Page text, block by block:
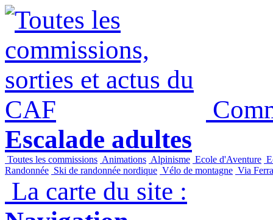
Escalade adultes
Toutes les commissions Animations Alpinisme Ecole d'Aventure
Randonnée Ski de randonnée nordique Vélo de montagne Via
La carte du site :